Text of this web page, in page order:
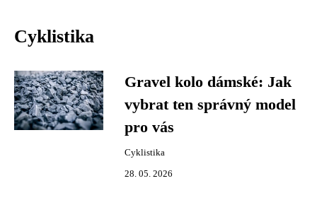
Cyklistika
Gravel kolo dámské: Jak
vybrat ten správný model
pro vás
Cyklistika
28. 05. 2026